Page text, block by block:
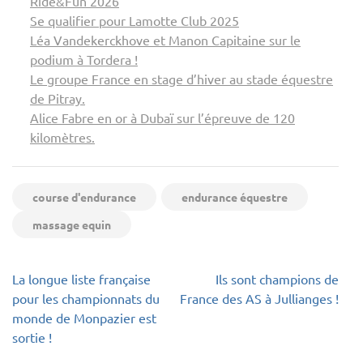
Se qualifier pour Lamotte Club 2025
Léa Vandekerckhove et Manon Capitaine sur le
podium à Tordera !
Le groupe France en stage d’hiver au stade équestre
de Pitray.
Alice Fabre en or à Dubaï sur l’épreuve de 120
kilomètres.
course d'endurance
endurance équestre
massage equin
Navigation
de
l’article
La longue liste française
pour les championnats du
monde de Monpazier est
sortie !
Ils sont champions de
France des AS à Jullianges !